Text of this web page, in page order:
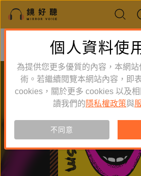
鏡好聽全新APP上線
體驗全面升級，即刻下載
個人資料使
為提供您更多優質的內容，本網
術。若繼續閱覽本網站內容，即
cookies，關於更多 cookies 以及
讀我們的 隱私權政策與
不同意